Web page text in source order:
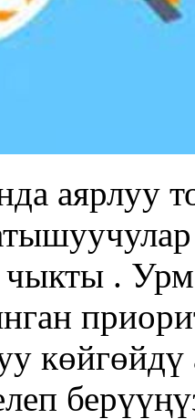
аярлуу
чыкты .
көйгөйдү